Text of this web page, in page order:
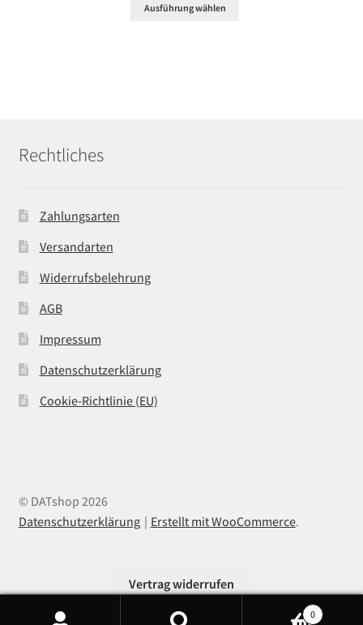
Ausführung wählen
Rechtliches
Zahlungsarten
Versandarten
Widerrufsbelehrung
AGB
Impressum
Datenschutzerklärung
Cookie-Richtlinie (EU)
© DATshop 2026
Datenschutzerklärung
Erstellt mit WooCommerce.
Vertrag widerrufen
0